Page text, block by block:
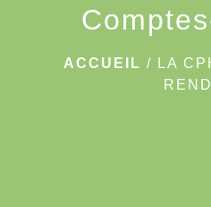
ACCUEIL / LA